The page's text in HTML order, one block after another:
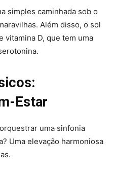
simples caminhada sob o
Além disso, o sol
vitamina D, que tem uma
Estar
uma sinfonia
Uma elevação harmoniosa